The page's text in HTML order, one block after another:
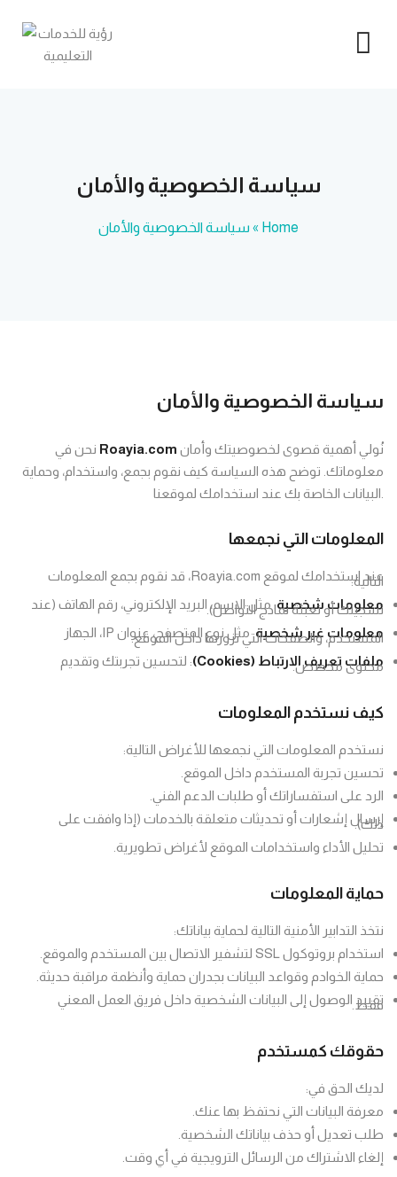
خدمة تصميم
خدمة إعداد
خدمة إعداد
خدمة إعداد البحوث
خدمة إعداد خطة
سياسة الخصوصية والأمان
Home
» سياسة الخصوصية والأمان
سياسة الخصوصية والأمان
Roayia.com
معلوماتك. توضح هذه السياسة كيف نقوم بجمع، واستخدام، وحماية
المعلومات التي نجمعها
عند استخدامك لموقع Roayia.com، قد نقوم بجمع المعلومات
التالية:
معلومات شخصية: مثل الاسم، البريد الإلكتروني، رقم الهاتف (عندتسجيلك أو تعبئة نماذج التواصل).
معلومات غير شخصية
: مثل نوع المتصفح، عنوان IP، الجهاز
المستخدم، والصفحات التي تزورها داخل الموقع.
ملفات تعريف الارتباط (Cookies)
: لتحسين تجربتك وتقديم محتوى مخصص.
كيف نستخدم المعلومات
نستخدم المعلومات التي نجمعها للأغراض التالية:
تحسين تجربة المستخدم داخل الموقع.
الرد على استفساراتك أو طلبات الدعم الفني.
إرسال إشعارات أو تحديثات متعلقة بالخدمات (إذا وافقت على
ذلك).
تحليل الأداء واستخدامات الموقع لأغراض تطويرية.
حماية المعلومات
نتخذ التدابير الأمنية التالية لحماية بياناتك:
استخدام بروتوكول SSL لتشفير الاتصال بين المستخدم والموقع.
حماية الخوادم وقواعد البيانات بجدران حماية وأنظمة مراقبة حديثة.
تقييد الوصول إلى البيانات الشخصية داخل فريق العمل المعني
فقط.
حقوقك كمستخدم
لديك الحق في:
معرفة البيانات التي نحتفظ بها عنك.
طلب تعديل أو حذف بياناتك الشخصية.
إلغاء الاشتراك من الرسائل الترويجية في أي وقت.